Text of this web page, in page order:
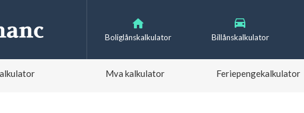
Boliglånskalkulator Billånskalkulator
Mva kalkulator Feriepengekalkulator